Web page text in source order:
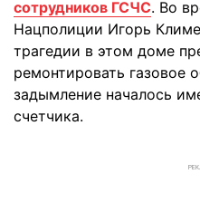
сотрудников ГСЧС. Во
Нацполиции Игорь
трагедии в этом доме
ремонтировать газовое
задымление началось
счетчика.